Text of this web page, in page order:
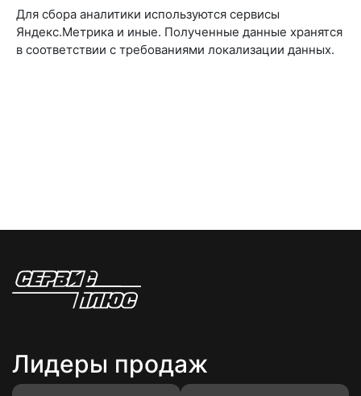
Для сбора аналитики используются сервисы
Яндекс.Метрика и иные. Полученные данные хранятся
в соответствии с требованиями локализации данных.
Лидеры продаж